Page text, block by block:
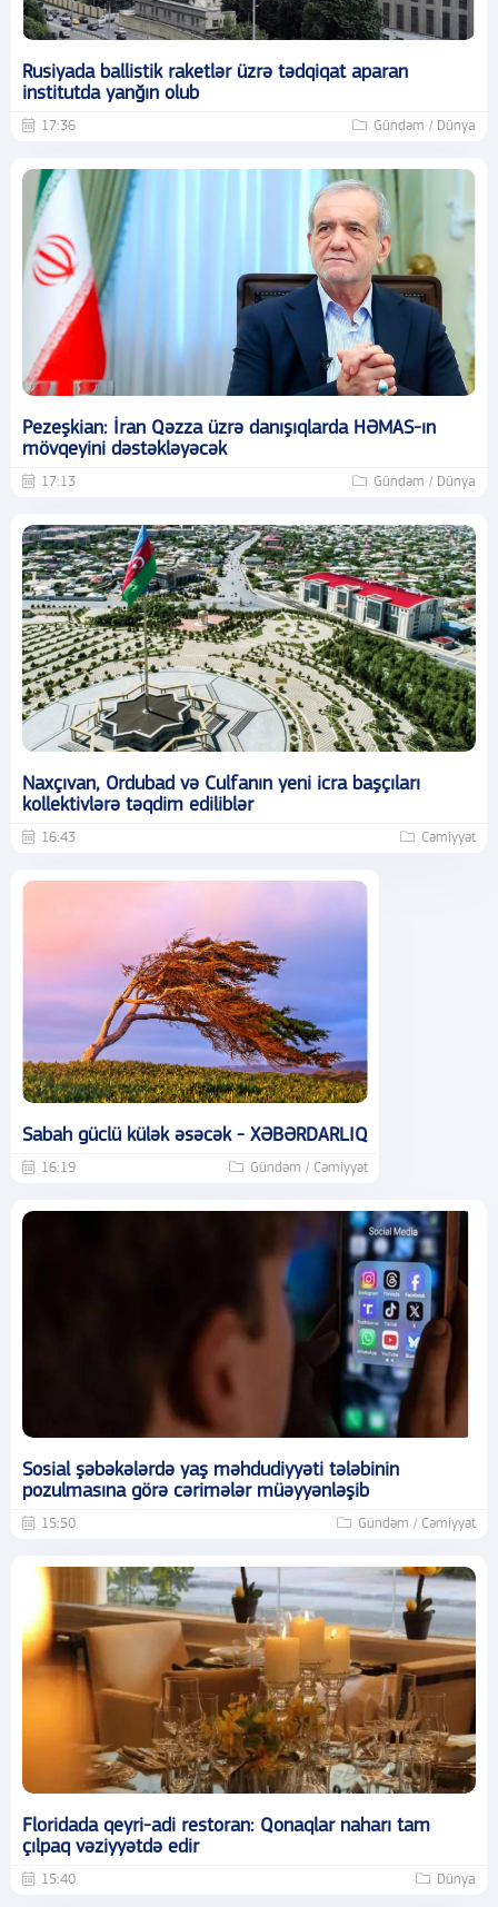
Rusiyada ballistik raketlər üzrə tədqiqat aparan
institutda yanğın olub
17:36 Gündəm / Dünya
Pezeşkian: İran Qəzza üzrə danışıqlarda HƏMAS-ın
mövqeyini dəstəkləyəcək
17:13 Gündəm / Dünya
Naxçıvan, Ordubad və Culfanın yeni icra başçıları
kollektivlərə təqdim ediliblər
16:43 Cəmiyyət
Sabah güclü külək əsəcək - XƏBƏRDARLIQ
16:19 Gündəm / Cəmiyyət
Sosial şəbəkələrdə yaş məhdudiyyəti tələbinin
pozulmasına görə cərimələr müəyyənləşib
15:50 Gündəm / Cəmiyyət
Floridada qeyri-adi restoran: Qonaqlar naharı tam
çılpaq vəziyyətdə edir
15:40 Dünya